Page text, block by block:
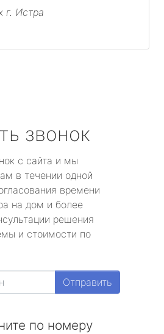
г. Истра
звонок
с сайта и мы
в течении одной
времени
на дом и более
решения
и стоимости по
Отправить
по номеру